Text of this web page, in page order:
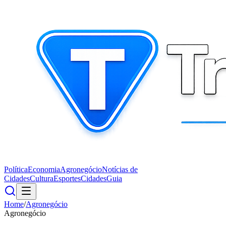
PolíticaEconomiaAgronegócioNotícias de
CidadesCulturaEsportesCidadesGuia
Home/Agronegócio
Agronegócio